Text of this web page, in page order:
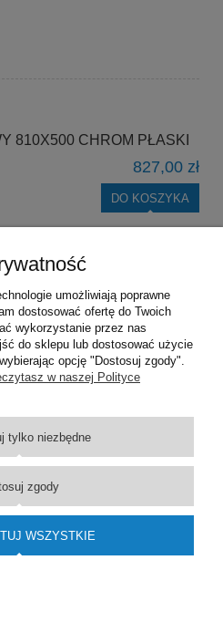
810X500 CHROM PŁASKI
827,00 zł
DO KOSZYKA
810X600 CHROM
umożliwiają poprawne
dostosować ofertę do Twoich
wykorzystanie przez nas
do sklepu lub dostosować użycie
opcję "Dostosuj zgody".
w naszej Polityce
tylko niezbędne
zgody
WSZYSTKIE